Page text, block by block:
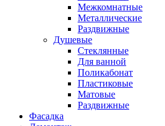
Межкомнатные
Металлические
Раздвижные
Душевые
Стеклянные
Для ванной
Поликабонат
Пластиковые
Матовые
Раздвижные
Фасадка